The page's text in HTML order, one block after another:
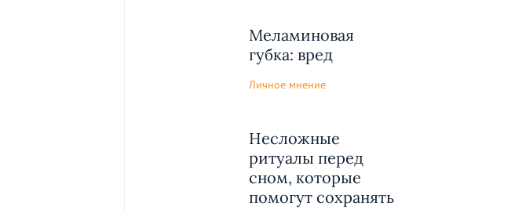
Меламиновая
губка: вред
Личное мнение
Несложные
ритуалы перед
сном, которые
помогут сохранять